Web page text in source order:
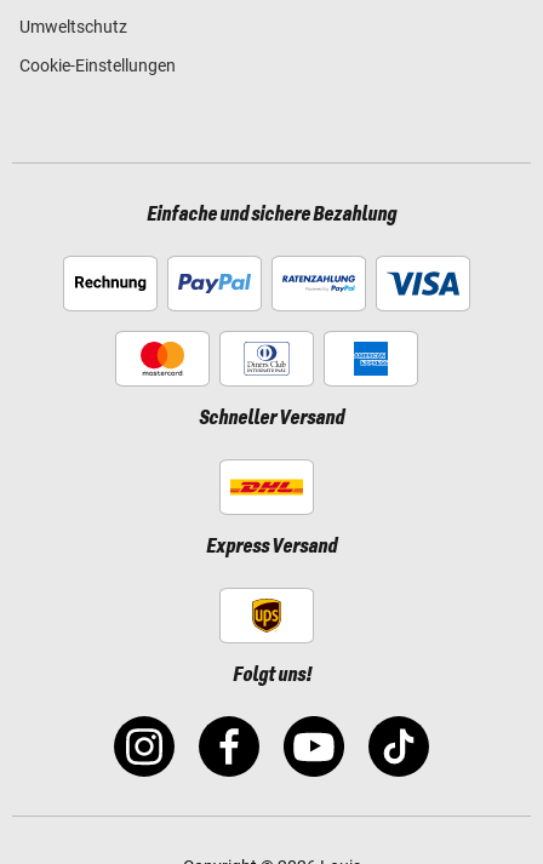
Umweltschutz
Cookie-Einstellungen
Einfache und sichere Bezahlung
Schneller Versand
Express Versand
Folgt uns!